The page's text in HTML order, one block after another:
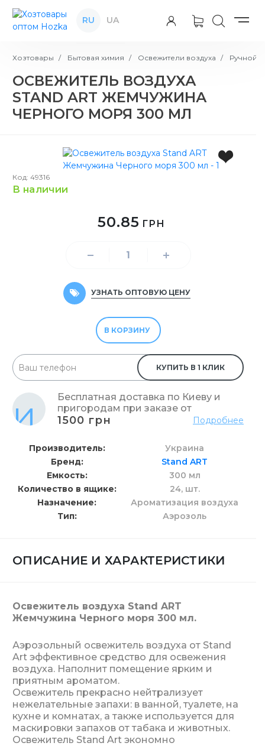
RU UA
Хозтовары Бытовая химия Освежители воздуха Ручной
ОСВЕЖИТЕЛЬ ВОЗДУХА
STAND ART ЖЕМЧУЖИНА
ЧЕРНОГО МОРЯ 300 МЛ
Код: 49316
в наличии
50.85 ГРН
УЗНАТЬ ОПТОВУЮ ЦЕНУ
В КОРЗИНУ
КУПИТЬ В 1 КЛИК
Бесплатная доставка по Киеву и
пригородам при заказе от
1500 грн Подробнее
Производитель
Украина
Бренд
Stand ART
Емкость
300 мл
Количество в ящике
24, шт.
Назначение
Ароматизация воздуха
Тип
Аэрозоль
ОПИСАНИЕ И ХАРАКТЕРИСТИКИ
Освежитель воздуха Stand ART
Жемчужина Черного моря 300 мл.
Аэрозольный освежитель воздуха от Stand
Art эффективное средство для освежения
воздуха. Наполнит помещение ярким и
приятным ароматом.
Освежитель прекрасно нейтрализует
нежелательные запахи: в ванной, туалете, на
кухне и комнатах, а также используется для
маскировки запахов от табака и животных.
Освежитель Stand Art экономно